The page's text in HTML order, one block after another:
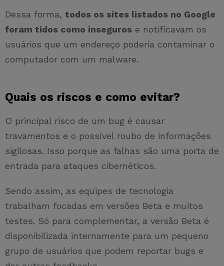
Dessa forma, todos os sites listados no Google
foram tidos como inseguros e notificavam os
usuários que um endereço poderia contaminar o
computador com um malware.
Quais os riscos e como evitar?
O principal risco de um bug é causar
travamentos e o possível roubo de informações
sigilosas. Isso porque as falhas são uma porta de
entrada para ataques cibernéticos.
Sendo assim, as equipes de tecnologia
trabalham focadas em versões Beta e muitos
testes. Só para complementar, a versão Beta é
disponibilizada internamente para um pequeno
grupo de usuários que podem reportar bugs e